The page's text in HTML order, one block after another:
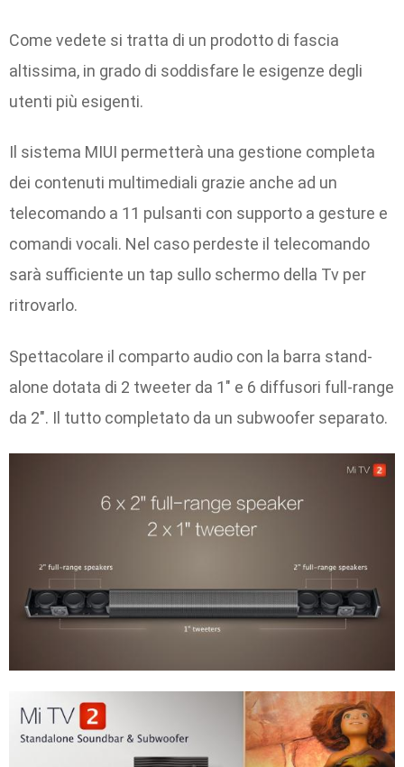
Come vedete si tratta di un prodotto di fascia
altissima, in grado di soddisfare le esigenze degli
utenti più esigenti.
Il sistema MIUI permetterà una gestione completa
dei contenuti multimediali grazie anche ad un
telecomando a 11 pulsanti con supporto a gesture e
comandi vocali. Nel caso perdeste il telecomando
sarà sufficiente un tap sullo schermo della Tv per
ritrovarlo.
Spettacolare il comparto audio con la barra stand-
alone dotata di 2 tweeter da 1″ e 6 diffusori full-range
da 2″. Il tutto completato da un subwoofer separato.